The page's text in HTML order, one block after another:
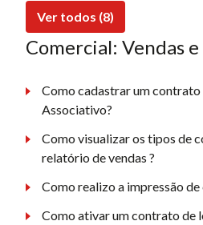
Ver todos (8)
Comercial: Vendas e
Como cadastrar um
Associativo?
Como visualizar os tipos de
relatório de vendas ?
Como realizo a impressão
Como ativar um contrato de